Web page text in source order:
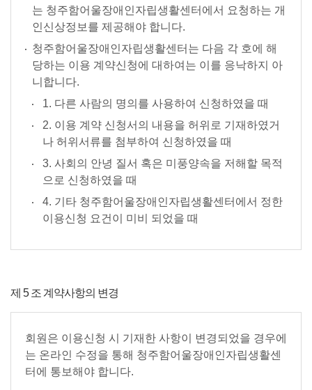
는 청주함어울장애인자립생활센터에서 요청하는 개
인신상정보를 제공해야 합니다.
청주함어울장애인자립생활센터는 다음 각 호에 해
당하는 이용 계약신청에 대하여는 이를 응낙하지 아
니합니다.
1. 다른 사람의 명의를 사용하여 신청하였을 때
2. 이용 계약 신청서의 내용을 허위로 기재하였거
나 허위서류를 첨부하여 신청하였을 때
3. 사회의 안녕 질서 혹은 미풍양속을 저해할 목적
으로 신청하였을 때
4. 기타 청주함어울장애인자립생활센터에서 정한
이용신청 요건이 미비 되었을 때
제 5 조 계약사항의 변경
회원은 이용신청 시 기재한 사항이 변경되었을 경우에
는 온라인 수정을 통해 청주함어울장애인자립생활센
터에 통보해야 합니다.